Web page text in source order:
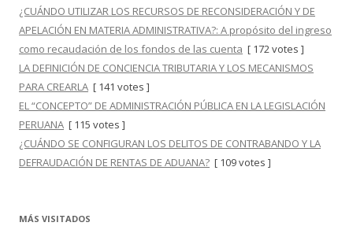
¿CUÁNDO UTILIZAR LOS RECURSOS DE RECONSIDERACIÓN Y DE
APELACIÓN EN MATERIA ADMINISTRATIVA?: A propósito del ingreso
como recaudación de los fondos de las cuenta [ 172 votes ]
LA DEFINICIÓN DE CONCIENCIA TRIBUTARIA Y LOS MECANISMOS
PARA CREARLA [ 141 votes ]
EL “CONCEPTO” DE ADMINISTRACIÓN PÚBLICA EN LA LEGISLACIÓN
PERUANA [ 115 votes ]
¿CUÁNDO SE CONFIGURAN LOS DELITOS DE CONTRABANDO Y LA
DEFRAUDACIÓN DE RENTAS DE ADUANA? [ 109 votes ]
MÁS VISITADOS